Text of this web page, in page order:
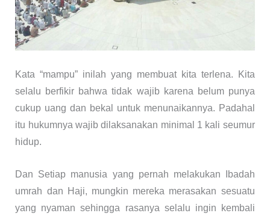
Kata “mampu” inilah yang membuat kita terlena. Kita
selalu berfikir bahwa tidak wajib karena belum punya
cukup uang dan bekal untuk menunaikannya. Padahal
itu hukumnya wajib dilaksanakan minimal 1 kali seumur
hidup.
Dan Setiap manusia yang pernah melakukan Ibadah
umrah dan Haji, mungkin mereka merasakan sesuatu
yang nyaman sehingga rasanya selalu ingin kembali